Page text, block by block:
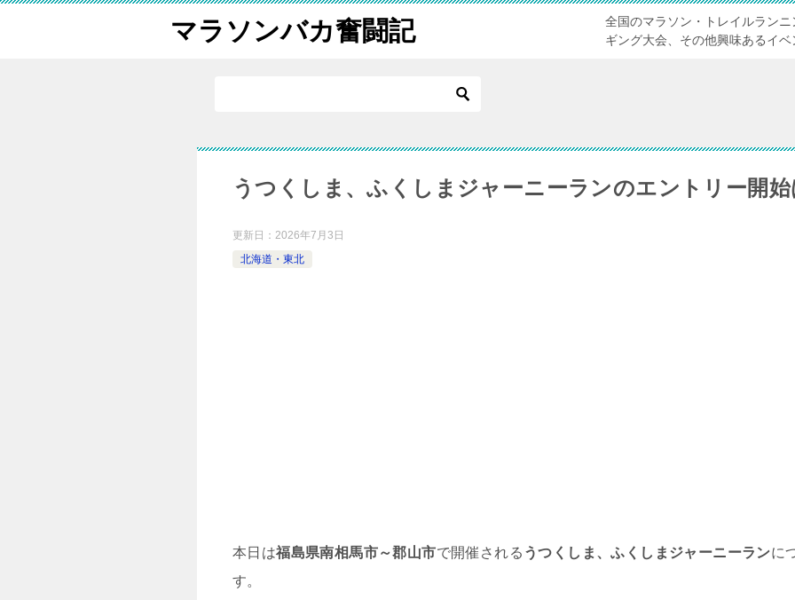
マラソンバカ奮闘記
全国のマラソン・トレイルラン
ギング大会、その他興味あるイ
うつくしま、ふくしまジャーニーランのエントリー開
更新日： 2026年7月3日
北海道・東北
本日は福島県南相馬市～郡山市で開催される うつくしま、ふくしまジャーニーランに
す。